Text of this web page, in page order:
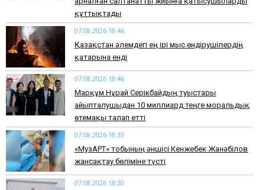
құттықтады
07.08.2026 18:46
Қазақстан әлемдегі ең ірі мыс өндірушілердің
қатарына енді
07.08.2026 18:46
Марқұм Нұрай Серікбайдың туыстары
айыпталушыдан 10 миллиард теңге моральдық
өтемақы талап етті
07.08.2026 18:33
«МузАРТ» тобының әншісі Кенжебек Жанәбілов
жансақтау бөліміне түсті
07.08.2026 18:20